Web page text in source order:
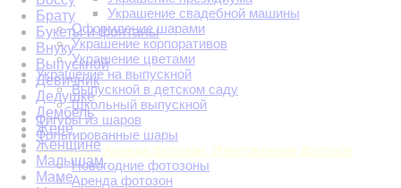
Украшение свадебной машины
Оформление шарами
Украшение корпоративов
Украшение цветами
Украшение на выпускной
Выпускной в детском саду
Школьный выпускной
Фигуры из шаров
Фольгированные шары
Фотозоны. Аренда фотозон. Изготовление фотозон
Новогодние фотозоны
Аренда фотозон
Брату
Букеты и фонтаны
Внуку
Выпускной
Девичник
Дедушке
Дембель
Жене
Женщине
Малышам
Маме